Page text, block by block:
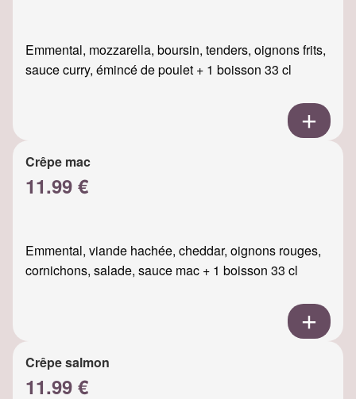
Emmental, mozzarella, boursin, tenders, oignons frits,
sauce curry, émincé de poulet + 1 boisson 33 cl
Crêpe mac
11.99 €
Emmental, viande hachée, cheddar, oignons rouges,
cornichons, salade, sauce mac + 1 boisson 33 cl
Crêpe salmon
11.99 €